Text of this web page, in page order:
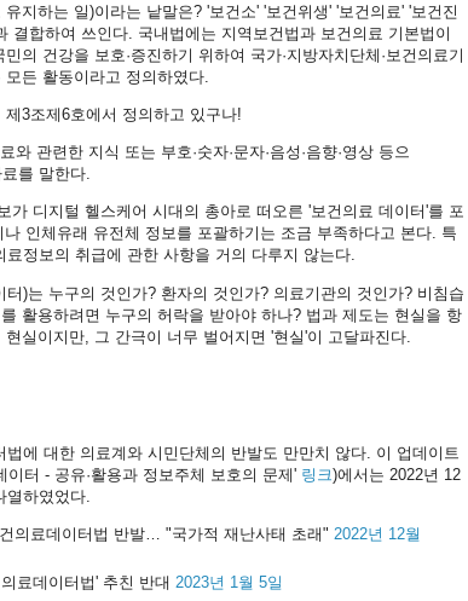
지하는 일)이라는 낱말은? '보건소' '보건위생' '보건의료' '보건진
결합하여 쓰인다. 국내법에는 지역보건법과 보건의료 기본법이
의 건강을 보호·증진하기 위하여 국가·지방자치단체·보건의료기
든 활동이라고 정의하였다.
3조제6호에서 정의하고 있구나!
와 관련한 지식 또는 부호·숫자·문자·음성·음향·영상 등으
를 말한다.
가 디지털 헬스케어 시대의 총아로 떠오른 '보건의료 데이터'를 포
인체유래 유전체 정보를 포괄하기는 조금 부족하다고 본다. 특
정보의 취급에 관한 사항을 거의 다루지 않는다.
터)는 누구의 것인가? 환자의 것인가? 의료기관의 것인가? 비침습
활용하려면 누구의 허락을 받아야 하나? 법과 제도는 현실을 항
실이지만, 그 간극이 너무 벌어지면 '현실'이 고달파진다.
법에 대한 의료계와 시민단체의 반발도 만만치 않다. 이 업데이트
터 - 공유·활용과 정보주체 보호의 문제' 링크)에서는 2022년 12
열하였었다.
의료데이터법 반발… "국가적 재난사태 초래" 2022년 12월
료데이터법' 추친 반대 2023년 1월 5일